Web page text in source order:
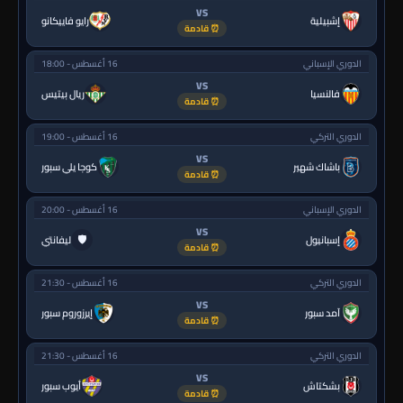
إشبيلية VS
⏰ قادمة رايو فاييكانو
الدوري الإسباني 16 أغسطس - 18:00
فالنسيا VS
⏰ قادمة ريال بيتيس
الدوري التركي 16 أغسطس - 19:00
باشاك شهير VS
⏰ قادمة كوجا يلي سبور
الدوري الإسباني 16 أغسطس - 20:00
إسبانيول VS
⏰ قادمة ليفانتي 🛡
الدوري التركي 16 أغسطس - 21:30
آمد سبور VS
⏰ قادمة إيرزوروم سبور
الدوري التركي 16 أغسطس - 21:30
بشكتاش VS
⏰ قادمة أيوب سبور